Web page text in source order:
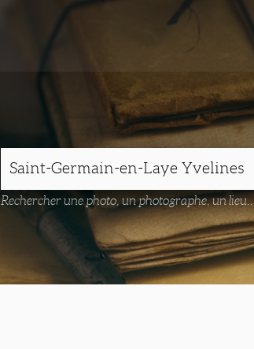
Rechercher une photo, un photographe, un